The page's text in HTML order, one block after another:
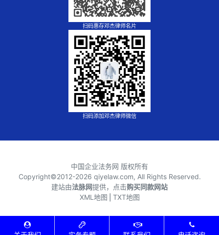
扫码惠存邓杰律师名片
扫码添加邓杰律师微信
中国企业法务网 版权所有
Copyright©2012-2026 qiyelaw.com, All Rights Reserved.
建站由法脉网提供，点击购买同款网站
XML地图 TXT地图